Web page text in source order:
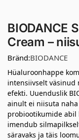
BIODANCE
Cream –
Bränd:BIODANCE
Hüaluroonhappe
intensiivselt väsinud
efekti. Uuenduslik
ainult ei niisuta
probiootikumide abil
imendub
säravaks ja täis